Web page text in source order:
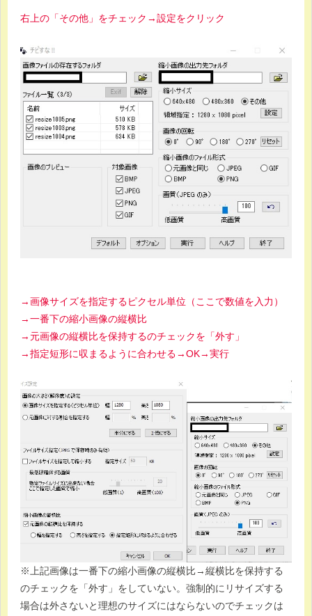
右上の「その他」をチェック→設定をクリック
→画像サイズを指定するピクセル単位（ここで数値を入力）
→一番下の縮小画像の縦横比
→元画像の縦横比を保持するのチェックを「外す」
→指定短形に収まるように合わせる→OK→実行
※上記画像は一番下の縮小画像の縦横比→縦横比を保持する
のチェックを「外す」をしていない。強制的にリサイズする
場合は外さないと理想のサイズにはならないのでチェックは